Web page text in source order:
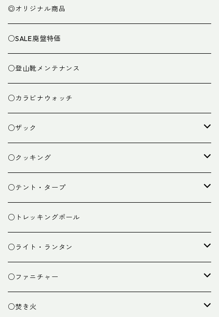
◎オリジナル商品
○SALE廃盤特価
○登山靴メンテナンス
○カラビナウォッチ
○ザック
ザック
スタッフバッグ
ザック小物
○クッキング
クッカー
バーナー
カトラリー
クッキング小物
○テント・タープ
テント
タープ
ペグ・ハンマー・小物
○トレッキングポール
○ライト・ランタン
ライト
ランタン
○ファニチャー
テーブル
○焚き火